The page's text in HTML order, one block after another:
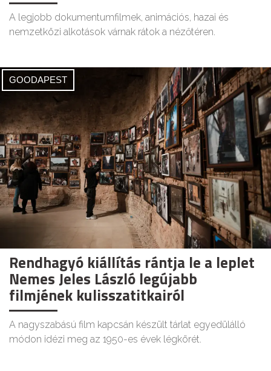
A legjobb dokumentumfilmek, animációs, hazai és
nemzetközi alkotások várnak rátok a nézőtéren.
GOODAPEST
Rendhagyó kiállítás rántja le a leplet
Nemes Jeles László legújabb
filmjének kulisszatitkairól
A nagyszabású film kapcsán készült tárlat egyedülálló
módon idézi meg az 1950-es évek légkörét.